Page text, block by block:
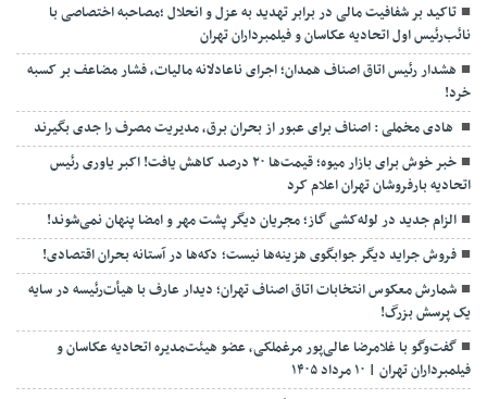
تاکید بر شفافیت مالی در برابر تهدید به عزل و انحلال ;مصاحبه اختصاصی با
نائب‌رئیس اول اتحادیه عکاسان و فیلمبرداران تهران
هشدار رئیس اتاق اصناف همدان؛ اجرای ناعادلانه مالیات، فشار مضاعف بر کسبه
خرد!
هادی مخملی : اصناف برای عبور از بحران برق، مدیریت مصرف را جدی بگیرند
خبر خوش برای بازار میوه؛ قیمت‌ها ۲۰ درصد کاهش یافت! اکبر یاوری رئیس
اتحادیه بارفروشان تهران اعلام کرد
الزام جدید در لوله‌کشی گاز؛ مجریان دیگر پشت مهر و امضا پنهان نمی‌شوند!
فروش جراید دیگر جوابگوی هزینه‌ها نیست؛ دکه‌ها در آستانه بحران اقتصادی!
شمارش معکوس انتخابات اتاق اصناف تهران؛ دیدار عارف با هیأت‌رئیسه در سایه
یک پرسش بزرگ!
گفت‌وگو با غلامرضا عالی‌پور مرغملکی، عضو هیئت‌مدیره اتحادیه عکاسان و
فیلمبرداران تهران | ۱۰ مرداد ۱۴۰۵